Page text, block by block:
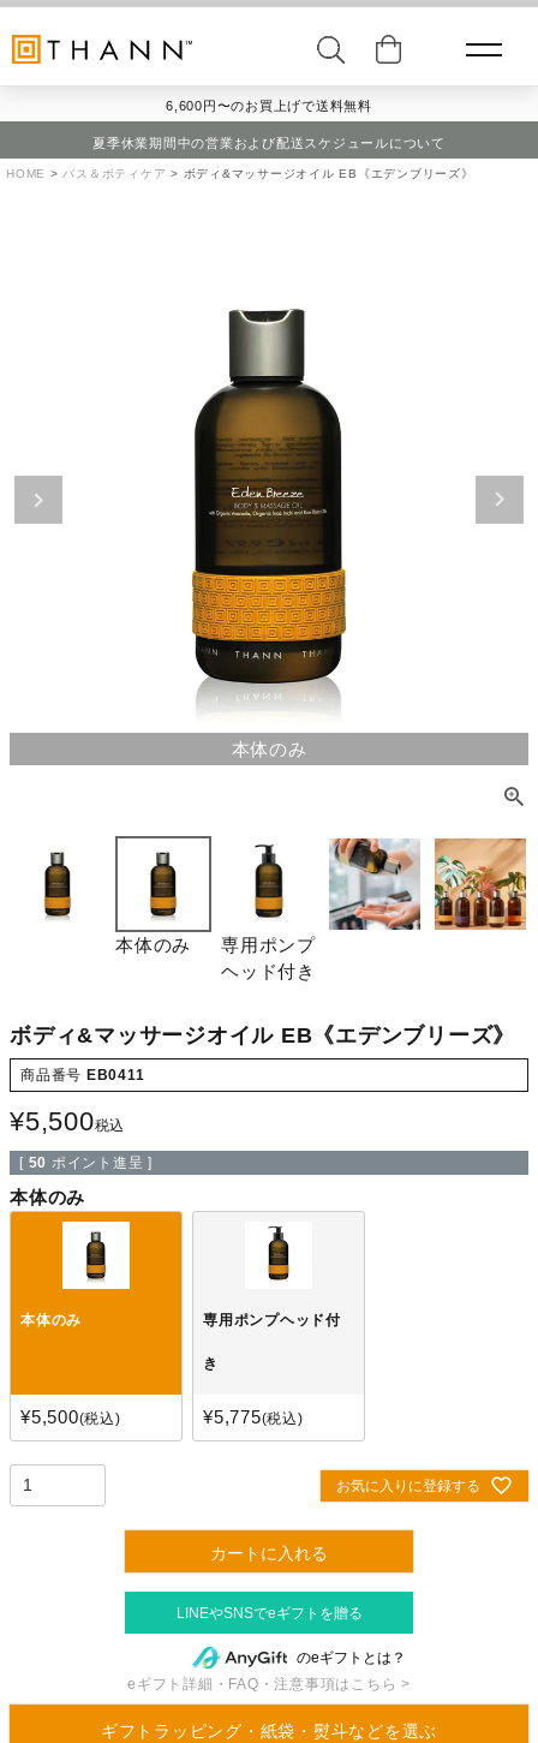
6,600円〜のお買上げで送料無料
夏季休業期間中の営業および配送スケジュールについて
HOME バス＆ボティケア ボディ&マッサージオイル EB《エデンブリーズ》
本体のみ
本体のみ
専用ポンプ
ヘッド付き
ボディ&マッサージオイル EB《エデンブリーズ》
商品番号 EB0411
¥5,500税込
[ 50 ポイント進呈 ]
本体のみ
本体のみ
¥5,500 税込
専用ポンプヘッド付
き
¥5,775 税込
お気に入りに登録する
カートに入れる
のeギフトとは？
eギフト詳細・FAQ・注意事項はこちら >
ギフトラッピング・紙袋・熨斗などを選ぶ